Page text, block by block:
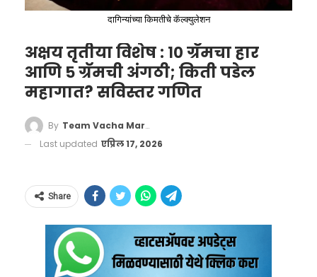
वेदना कमी करणे
अनेक अभ्यासातून असे दिसून आले आहे की थंड
पाण्याची थेरपी जळजळ कमी करण्यास, शरीरातील
दागिन्यांच्या किमतीचे कॅल्क्युलेशन
अक्षय तृतीया विशेष : १० ग्रॅमचा हार
आणि ५ ग्रॅमची अंगठी; किती पडेल
महागात? सविस्तर गणित
By Team Vacha Marathi
Last updated एप्रिल 17, 2026
Share